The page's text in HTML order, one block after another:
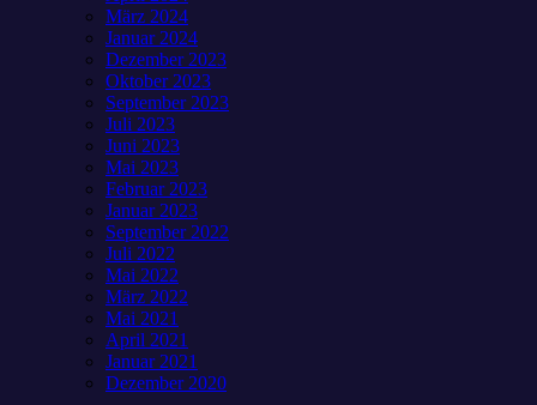
März 2024
Januar 2024
Dezember 2023
Oktober 2023
September 2023
Juli 2023
Juni 2023
Mai 2023
Februar 2023
Januar 2023
September 2022
Juli 2022
Mai 2022
März 2022
Mai 2021
April 2021
Januar 2021
Dezember 2020